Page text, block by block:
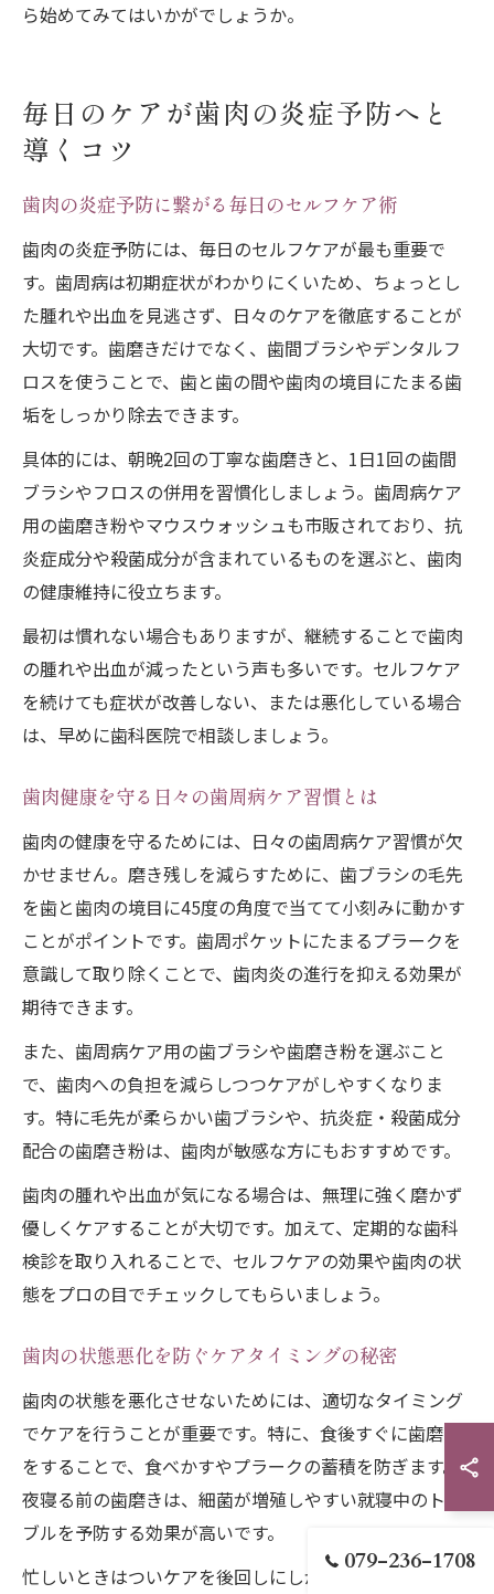
ら始めてみてはいかがでしょうか。
毎日のケアが歯肉の炎症予防へと
導くコツ
歯肉の炎症予防に繋がる毎日のセルフケア術
歯肉の炎症予防には、毎日のセルフケアが最も重要で
す。歯周病は初期症状がわかりにくいため、ちょっとし
た腫れや出血を見逃さず、日々のケアを徹底することが
大切です。歯磨きだけでなく、歯間ブラシやデンタルフ
ロスを使うことで、歯と歯の間や歯肉の境目にたまる歯
垢をしっかり除去できます。
具体的には、朝晩2回の丁寧な歯磨きと、1日1回の歯間
ブラシやフロスの併用を習慣化しましょう。歯周病ケア
用の歯磨き粉やマウスウォッシュも市販されており、抗
炎症成分や殺菌成分が含まれているものを選ぶと、歯肉
の健康維持に役立ちます。
最初は慣れない場合もありますが、継続することで歯肉
の腫れや出血が減ったという声も多いです。セルフケア
を続けても症状が改善しない、または悪化している場合
は、早めに歯科医院で相談しましょう。
歯肉健康を守る日々の歯周病ケア習慣とは
歯肉の健康を守るためには、日々の歯周病ケア習慣が欠
かせません。磨き残しを減らすために、歯ブラシの毛先
を歯と歯肉の境目に45度の角度で当てて小刻みに動かす
ことがポイントです。歯周ポケットにたまるプラークを
意識して取り除くことで、歯肉炎の進行を抑える効果が
期待できます。
また、歯周病ケア用の歯ブラシや歯磨き粉を選ぶこと
で、歯肉への負担を減らしつつケアがしやすくなりま
す。特に毛先が柔らかい歯ブラシや、抗炎症・殺菌成分
配合の歯磨き粉は、歯肉が敏感な方にもおすすめです。
歯肉の腫れや出血が気になる場合は、無理に強く磨かず
優しくケアすることが大切です。加えて、定期的な歯科
検診を取り入れることで、セルフケアの効果や歯肉の状
態をプロの目でチェックしてもらいましょう。
歯肉の状態悪化を防ぐケアタイミングの秘密
歯肉の状態を悪化させないためには、適切なタイミング
でケアを行うことが重要です。特に、食後すぐに歯磨き
をすることで、食べかすやプラークの蓄積を防ぎます。
夜寝る前の歯磨きは、細菌が増殖しやすい就寝中のトラ
ブルを予防する効果が高いです。
忙しいときはついケアを後回しにしがちですが、歯周病
079-236-1708